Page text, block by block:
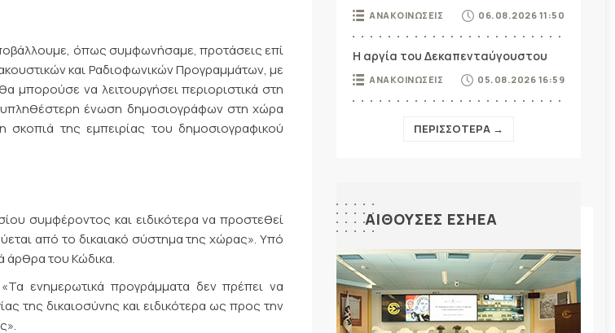
όπως συμφωνήσαμε, προτάσεις επί
και Ραδιοφωνικών Προγραμμάτων, με
να λειτουργήσει περιοριστικά στη
ένωση δημοσιογράφων στη χώρα
της εμπειρίας του δημοσιογραφικού
συμφέροντος και ειδικότερα να προστεθεί
από το δικαιακό σύστημα της χώρας». Υπό
άρθρα του Κώδικα.
ενημερωτικά προγράμματα δεν πρέπει να
της δικαιοσύνης και ειδικότερα ως προς την
ΑΝΑΚΟΙΝΩΣΕΙΣ 06.08.2026 11:50
Η αργία του Δεκαπενταύγουστου
ΑΝΑΚΟΙΝΩΣΕΙΣ 05.08.2026 16:59
ΠΕΡΙΣΣΟΤΕΡΑ →
ΑΙΘΟΥΣΕΣ ΕΣΗΕΑ